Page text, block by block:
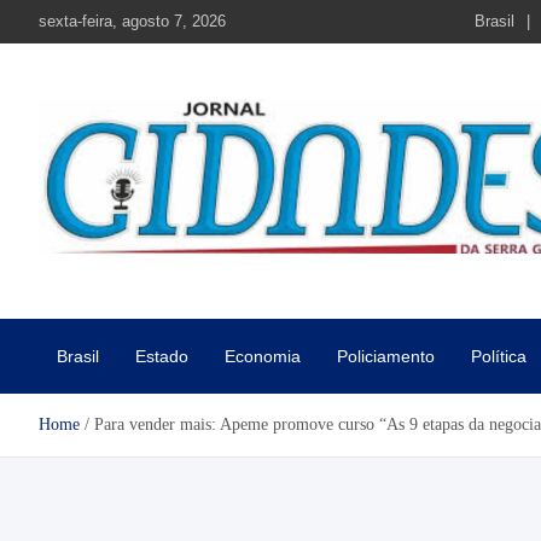
sexta-feira, agosto 7, 2026 Brasil
Brasil Estado Economia Policiamento Política
Home Para vender mais: Apeme promove curso “As 9 etapas da